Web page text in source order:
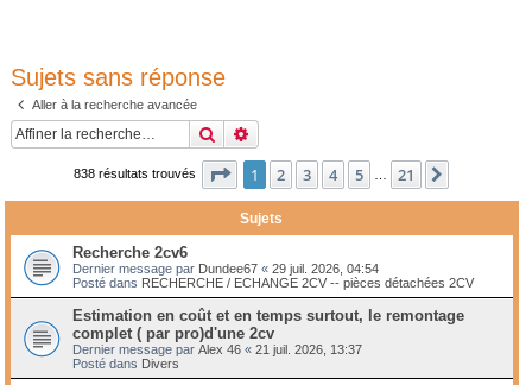
Sujets sans réponse
Aller à la recherche avancée
Rechercher
838 résultats trouvés Page 1sur21
1 2 3 4 5 21
Sujets
Recherche 2cv6
Dernier message par Dundee67 « 29 juil. 2026, 04:54
Posté dans RECHERCHE / ECHANGE 2CV -- pièces détachées 2CV
Estimation en coût et en temps surtout, le remontage
complet ( par pro)d'une 2cv
Dernier message par Alex 46 « 21 juil. 2026, 13:37
Posté dans Divers